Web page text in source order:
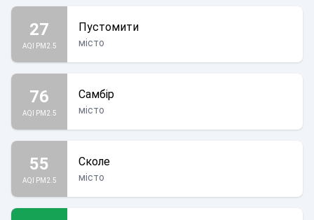
27
AQI PM2.5
Пустомити
місто
76
AQI PM2.5
Самбір
місто
55
AQI PM2.5
Сколе
місто